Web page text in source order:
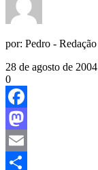
por: Pedro - Redação
28 de agosto de 2004
0
Facebook
Mastodon
Email